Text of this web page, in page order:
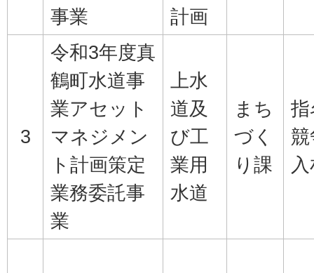
事業
計画
3
令和3年度真
鶴町水道事
業アセット
マネジメン
ト計画策定
業務委託事
業
上水
道及
び工
業用
水道
まち
づく
り課
指